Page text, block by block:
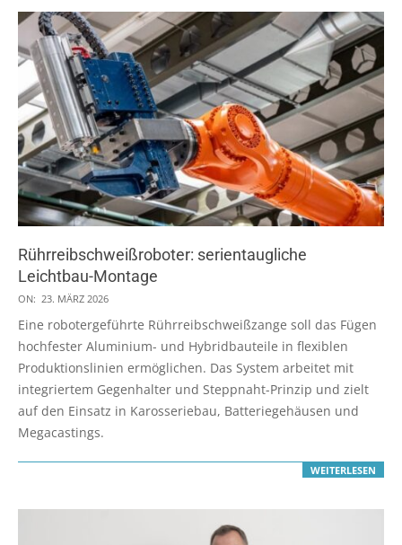
Rührreibschweißroboter: serientaugliche
Leichtbau-Montage
2026-
03-
23
ON: 23. MÄRZ 2026
Eine robotergeführte Rührreibschweißzange soll das Fügen
hochfester Aluminium- und Hybridbauteile in flexiblen
Produktionslinien ermöglichen. Das System arbeitet mit
integriertem Gegenhalter und Steppnaht-Prinzip und zielt
auf den Einsatz in Karosseriebau, Batteriegehäusen und
Megacastings.
WEITERLESEN